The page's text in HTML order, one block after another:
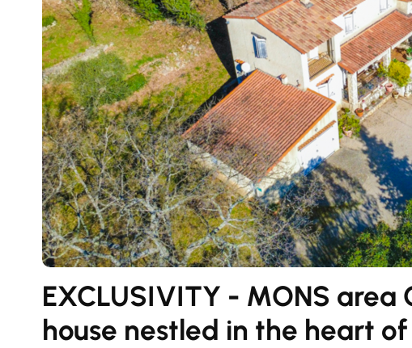
EXCLUSIVITY - MONS
house nestled in the heart